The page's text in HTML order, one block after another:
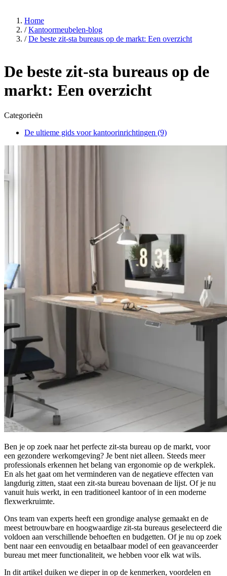
Home
/ Kantoormeubelen-blog
/ De beste zit-sta bureaus op de markt: Een overzicht
De beste zit-sta bureaus op de
markt: Een overzicht
Categorieën
De ultieme gids voor kantoorinrichtingen (9)
Ben je op zoek naar het perfecte zit-sta bureau op de markt, voor
een gezondere werkomgeving? Je bent niet alleen. Steeds meer
professionals erkennen het belang van ergonomie op de werkplek.
En als het gaat om het verminderen van de negatieve effecten van
langdurig zitten, staat een zit-sta bureau bovenaan de lijst. Of je nu
vanuit huis werkt, in een traditioneel kantoor of in een moderne
flexwerkruimte.
Ons team van experts heeft een grondige analyse gemaakt en de
meest betrouwbare en hoogwaardige zit-sta bureaus geselecteerd die
voldoen aan verschillende behoeften en budgetten. Of je nu op zoek
bent naar een eenvoudig en betaalbaar model of een geavanceerder
bureau met meer functionaliteit, we hebben voor elk wat wils.
In dit artikel duiken we dieper in op de kenmerken, voordelen en